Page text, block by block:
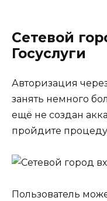
Сетевой
Госуслуги
Авторизация
занять немного
ещё не создан
пройдите
Пользователь